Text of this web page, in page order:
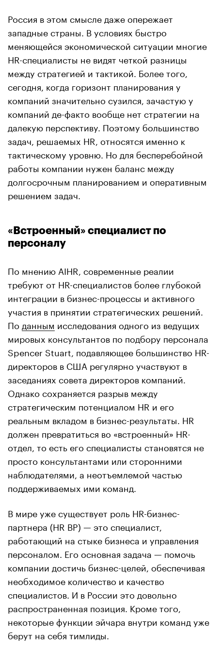
Россия в этом смысле даже опережает
западные страны. В условиях быстро
меняющейся экономической ситуации многие
HR-специалисты не видят четкой разницы
между стратегией и тактикой. Более того,
сегодня, когда горизонт планирования у
компаний значительно сузился, зачастую у
компаний де-факто вообще нет стратегии на
далекую перспективу. Поэтому большинство
задач, решаемых HR, относятся именно к
тактическому уровню. Но для бесперебойной
работы компании нужен баланс между
долгосрочным планированием и оперативным
решением задач.
«Встроенный» специалист по
персоналу
По мнению AIHR, современные реалии
требуют от HR-специалистов более глубокой
интеграции в бизнес-процессы и активного
участия в принятии стратегических решений.
По данным исследования одного из ведущих
мировых консультантов по подбору персонала
Spencer Stuart, подавляющее большинство HR-
директоров в США регулярно участвуют в
заседаниях совета директоров компаний.
Однако сохраняется разрыв между
стратегическим потенциалом HR и его
реальным вкладом в бизнес-результаты. HR
должен превратиться во «встроенный» HR-
отдел, то есть его специалисты становятся не
просто консультантами или сторонними
наблюдателями, а неотъемлемой частью
поддерживаемых ими команд.
В мире уже существует роль HR-бизнес-
партнера (HR BP) — это специалист,
работающий на стыке бизнеса и управления
персоналом. Его основная задача — помочь
компании достичь бизнес-целей, обеспечивая
необходимое количество и качество
специалистов. И в России это довольно
распространенная позиция. Кроме того,
некоторые функции эйчара внутри команд уже
берут на себя тимлиды.